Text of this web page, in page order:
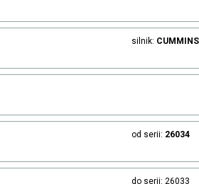
silnik: CUMMINS
od serii: 26034
do serii: 26033